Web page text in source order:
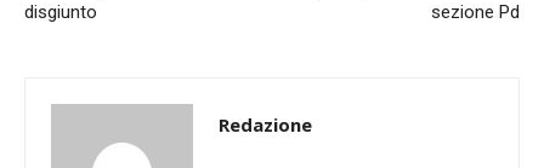
disgiunto
sezione Pd
Redazione